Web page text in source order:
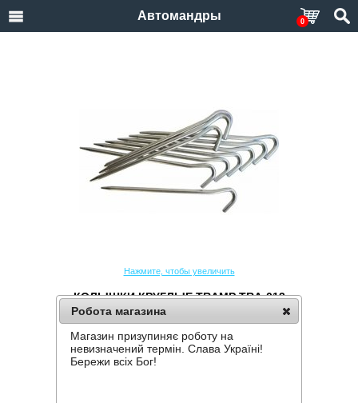
Автомандры 0
Нажмите, чтобы увеличить
КОЛЫШКИ КРУГЛЫЕ TRAMP TRA-013
Производитель: Tramp
Код товара:TRA-013
Нет в наличии
Робота магазина
Магазин призупиняє роботу на
невизначений термін. Слава Україні!
Бережи всіх Бог!